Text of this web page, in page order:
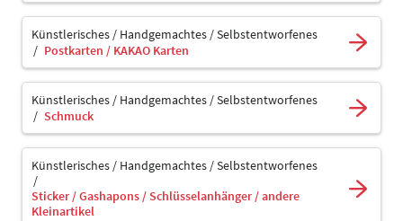
Künstlerisches / Handgemachtes / Selbstentworfenes
Postkarten / KAKAO Karten
Künstlerisches / Handgemachtes / Selbstentworfenes
Schmuck
Künstlerisches / Handgemachtes / Selbstentworfenes
Sticker / Gashapons / Schlüsselanhänger / andere
Kleinartikel